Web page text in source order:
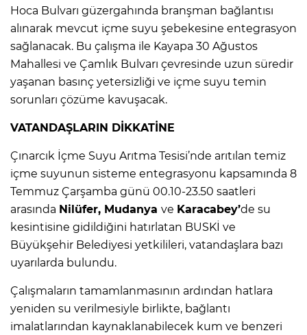
Hoca Bulvarı güzergahında branşman bağlantısı
alınarak mevcut içme suyu şebekesine entegrasyon
sağlanacak. Bu çalışma ile Kayapa 30 Ağustos
Mahallesi ve Çamlık Bulvarı çevresinde uzun süredir
yaşanan basınç yetersizliği ve içme suyu temin
sorunları çözüme kavuşacak.
VATANDAŞLARIN DİKKATİNE
Çınarcık İçme Suyu Arıtma Tesisi’nde arıtılan temiz
içme suyunun sisteme entegrasyonu kapsamında 8
Temmuz Çarşamba günü 00.10-23.50 saatleri
arasında Nilüfer, Mudanya ve Karacabey’de su
kesintisine gidildiğini hatırlatan BUSKİ ve
Büyükşehir Belediyesi yetkilileri, vatandaşlara bazı
uyarılarda bulundu.
Çalışmaların tamamlanmasının ardından hatlara
yeniden su verilmesiyle birlikte, bağlantı
imalatlarından kaynaklanabilecek kum ve benzeri